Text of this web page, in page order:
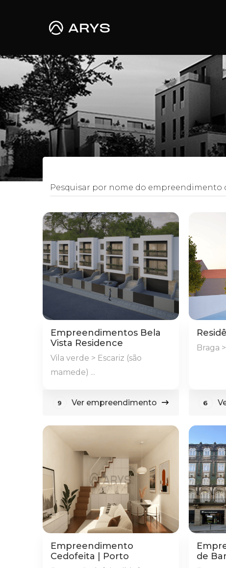
Empreendimentos Bela
Vista Residence
Vila verde > Escariz (são
mamede) ...
9 Ver empreendimento
Braga
6
Empreendimento
Cedofeita | Porto
de